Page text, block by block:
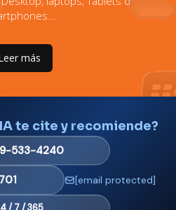
más
IA te cite y recomiende?
533-4240
[email protected]
/ 7 / 365